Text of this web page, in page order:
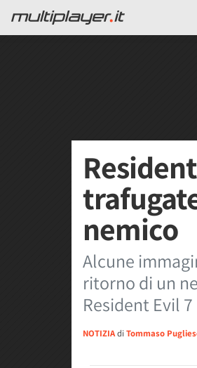
nemico
Alcune
ritorno di un
Resident Evil
NOTIZIAdi Tommaso